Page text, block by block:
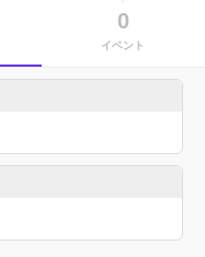
0
イベント